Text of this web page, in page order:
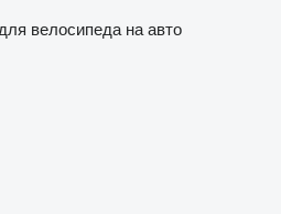
велосипеда на авто